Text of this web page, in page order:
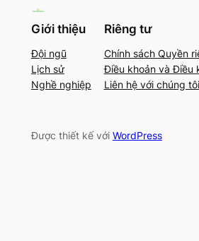
Giới thiệu
Đội ngũ
Lịch sử
Nghề nghiệp
Riêng tư
Chính sách Quyền
Điều khoản và Điều
Liên hệ với chúng tôi
Được thiết kế với WordPress